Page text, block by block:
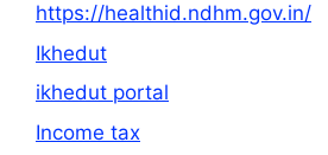
https://healthid.ndhm.gov.in/
Ikhedut
ikhedut portal
Income tax